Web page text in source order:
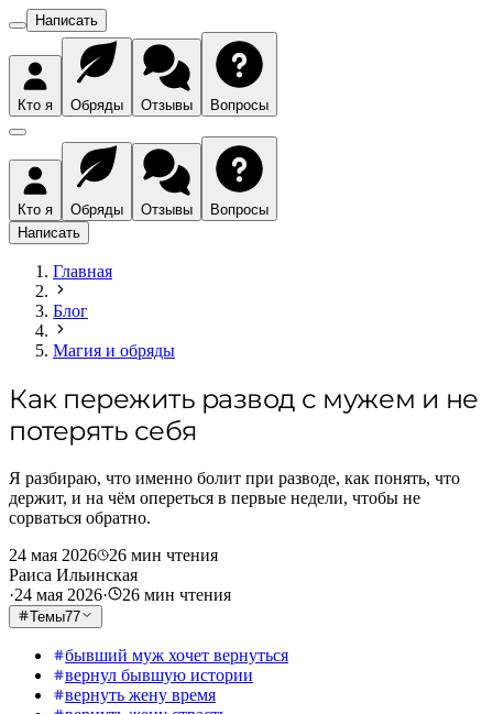
Написать
Кто я Обряды Отзывы Вопросы
Кто я Обряды Отзывы
Вопросы
Написать
Главная
Блог
Магия и обряды
Как пережить развод с мужем и не
потерять себя
Я разбираю, что именно болит при разводе, как понять, что
держит, и на чём опереться в первые недели, чтобы не
сорваться обратно.
24 мая 2026
26 мин чтения
Раиса Ильинская
·24 мая 2026· 26 мин чтения
Темы77
бывший муж хочет вернуться
вернул бывшую истории
вернуть жену время